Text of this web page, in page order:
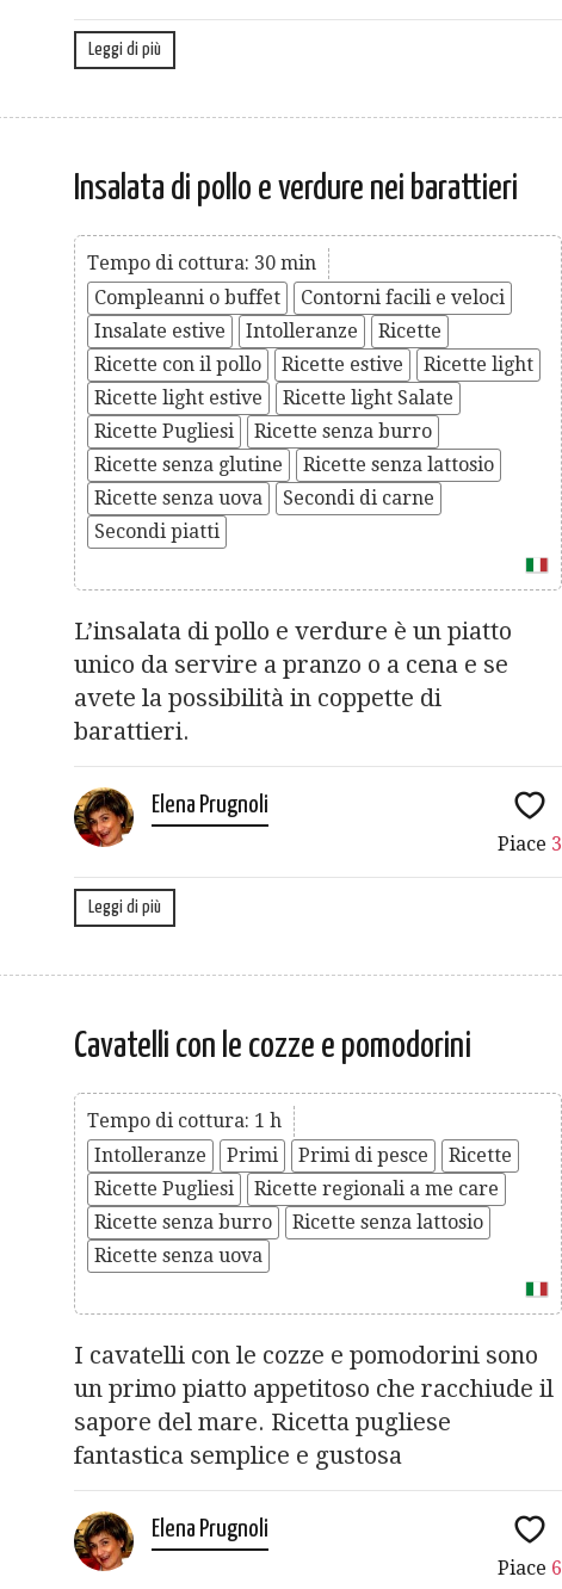
Leggi di più
Insalata di pollo e verdure nei barattieri
Tempo di cottura: 30 min
Compleanni o buffet
Contorni facili e veloci
Insalate estive
Intolleranze
Ricette
Ricette con il pollo
Ricette estive
Ricette light
Ricette light estive
Ricette light Salate
Ricette Pugliesi
Ricette senza burro
Ricette senza glutine
Ricette senza lattosio
Ricette senza uova
Secondi di carne
Secondi piatti
L’insalata di pollo e verdure è un piatto
unico da servire a pranzo o a cena e se
avete la possibilità in coppette di
barattieri.
Elena Prugnoli
Piace 3
Leggi di più
Cavatelli con le cozze e pomodorini
Tempo di cottura: 1 h
Intolleranze
Primi Primi di pesce
Ricette
Ricette Pugliesi
Ricette regionali a me care
Ricette senza burro
Ricette senza lattosio
Ricette senza uova
I cavatelli con le cozze e pomodorini sono
un primo piatto appetitoso che racchiude il
sapore del mare. Ricetta pugliese
fantastica semplice e gustosa
Elena Prugnoli
Piace 6